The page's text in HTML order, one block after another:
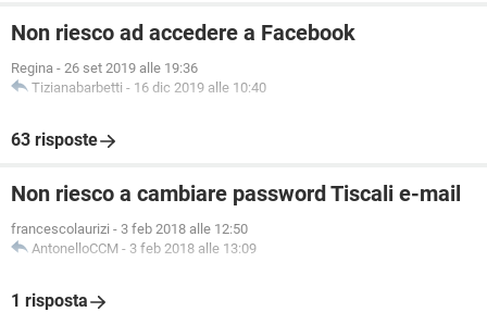
Non riesco ad accedere a Facebook
Regina - 26 set 2019 alle 19:36
Tizianabarbetti - 16 dic 2019 alle 10:40
63 risposte
Non riesco a cambiare password Tiscali e-mail
francescolaurizi - 3 feb 2018 alle 12:50
AntonelloCCM - 3 feb 2018 alle 13:09
1 risposta